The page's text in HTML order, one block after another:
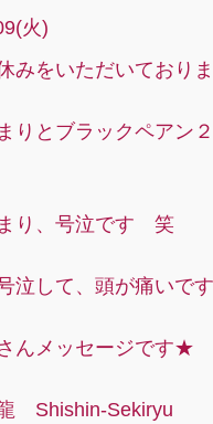
火)
みをいただいており
りとブラックペアン
り、号泣です 笑
泣して、頭が痛いで
んメッセージです★
Shishin-Sekiryu